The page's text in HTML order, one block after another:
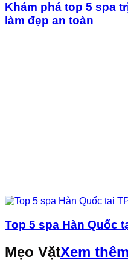
Khám phá top 5 spa
làm đẹp an toàn
Top 5 spa Hàn Quốc
Mẹo VặtXem thêm